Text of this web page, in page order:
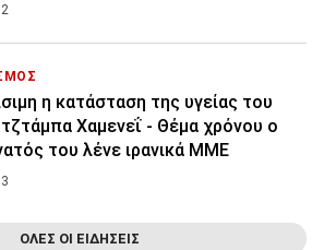
η κατάσταση της υγείας του
Χαμενεΐ - Θέμα χρόνου ο
του λένε ιρανικά ΜΜΕ
ΟΛΕΣ ΟΙ ΕΙΔΗΣΕΙΣ